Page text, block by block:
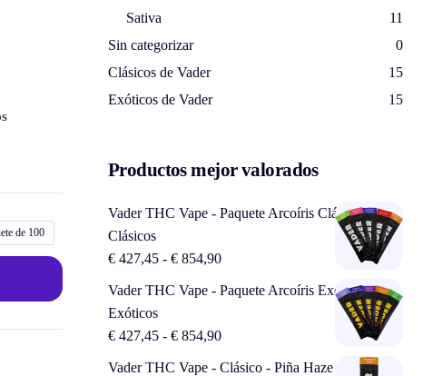
de 100
Sativa
11
Sin categorizar
0
Clásicos de Vader
15
Exóticos de Vader
15
Productos mejor valorados
Vader THC Vape - Paquete Arcoíris Clásico -
Clásicos
€ 427,45 - € 854,90
Vader THC Vape - Paquete Arcoíris Exótico -
Exóticos
€ 427,45 - € 854,90
Vader THC Vape - Clásico - Piña Haze